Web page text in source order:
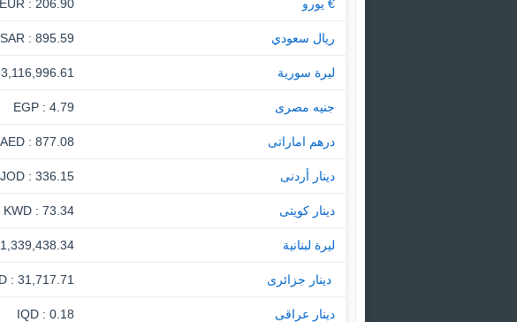
€ يورو 206.90 : EUR
ريال سعودي 895.59 : SAR
ليرة سورية 3,116,996.61 : SYP
جنيه مصرى 4.79 : EGP
درهم اماراتى 877.08 : AED
دينار أردنى 336.15 : JOD
دينار كويتى 73.34 : KWD
ليرة لبنانية : LBP
‏ دينار جزائرى 31,717.71 : DZD
دينار عراقى 0.18 : IQD